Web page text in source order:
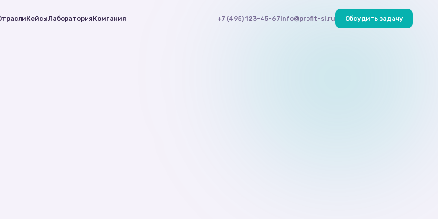
КейсыЛабораторияКомпания +7 (495) 123-45-67info@profit-si.ru Обсудить задачу